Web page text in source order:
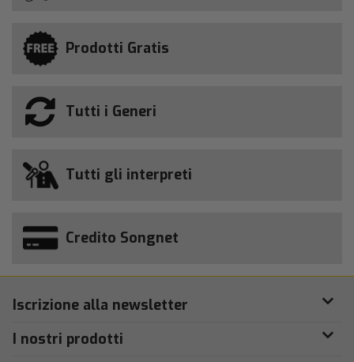
Prodotti Gratis
Tutti i Generi
Tutti gli interpreti
Credito Songnet
Iscrizione alla newsletter
I nostri prodotti